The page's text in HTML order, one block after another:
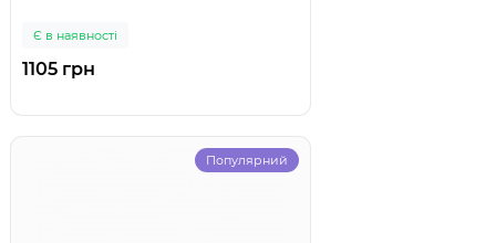
Є в наявності
1105 грн
Популярний